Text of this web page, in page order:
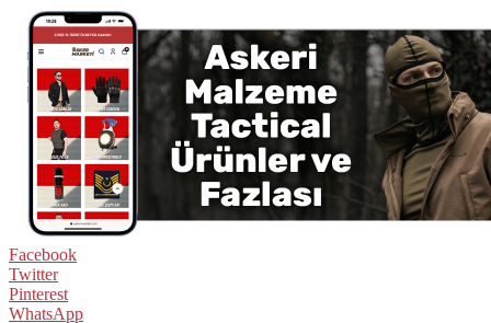
Facebook
Twitter
Pinterest
WhatsApp